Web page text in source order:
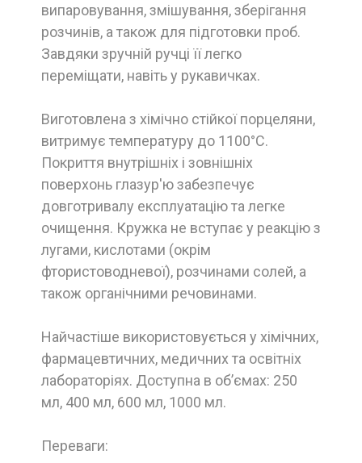
випаровування, змішування, зберігання
розчинів, а також для підготовки проб.
Завдяки зручній ручці її легко
переміщати, навіть у рукавичках.
Виготовлена з хімічно стійкої порцеляни,
витримує температуру до 1100°C.
Покриття внутрішніх і зовнішніх
поверхонь глазур'ю забезпечує
довготривалу експлуатацію та легке
очищення. Кружка не вступає у реакцію з
лугами, кислотами (окрім
фтористоводневої), розчинами солей, а
також органічними речовинами.
Найчастіше використовується у хімічних,
фармацевтичних, медичних та освітніх
лабораторіях. Доступна в об’ємах: 250
мл, 400 мл, 600 мл, 1000 мл.
Переваги: